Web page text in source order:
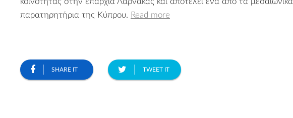
παρατηρητήρια της Κύπρου. Read more
SHARE IT TWEET IT